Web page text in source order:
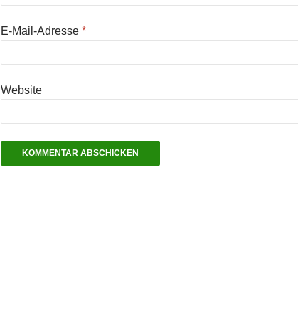
E-Mail-Adresse *
Website